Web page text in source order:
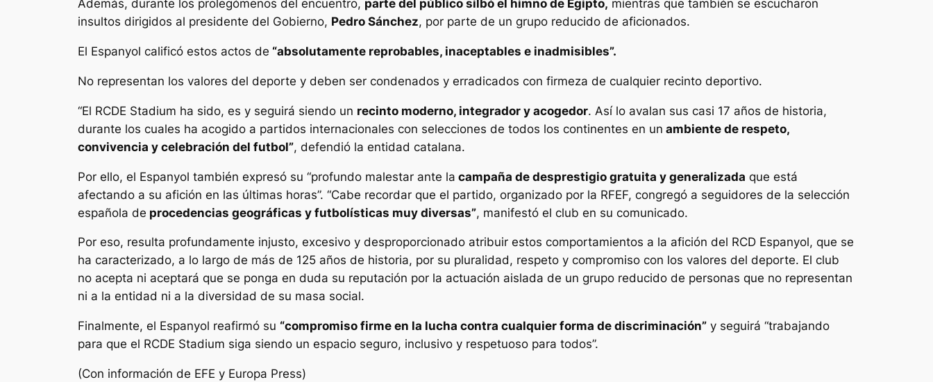
Además, durante los prolegómenos del encuentro, parte del público silbó el himno de Egipto, mientras que también se escucharon
insultos dirigidos al presidente del Gobierno, Pedro Sánchez, por parte de un grupo reducido de aficionados.
El Espanyol calificó estos actos de “absolutamente reprobables, inaceptables e inadmisibles”.
No representan los valores del deporte y deben ser condenados y erradicados con firmeza de cualquier recinto deportivo.
“El RCDE Stadium ha sido, es y seguirá siendo un recinto moderno, integrador y acogedor. Así lo avalan sus casi 17 años de historia,
durante los cuales ha acogido a partidos internacionales con selecciones de todos los continentes en un ambiente de respeto,
convivencia y celebración del futbol”, defendió la entidad catalana.
Por ello, el Espanyol también expresó su “profundo malestar ante la campaña de desprestigio gratuita y generalizada que está
afectando a su afición en las últimas horas”. “Cabe recordar que el partido, organizado por la RFEF, congregó a seguidores de la selección
española de procedencias geográficas y futbolísticas muy diversas”, manifestó el club en su comunicado.
Por eso, resulta profundamente injusto, excesivo y desproporcionado atribuir estos comportamientos a la afición del RCD Espanyol, que se
ha caracterizado, a lo largo de más de 125 años de historia, por su pluralidad, respeto y compromiso con los valores del deporte. El club
no acepta ni aceptará que se ponga en duda su reputación por la actuación aislada de un grupo reducido de personas que no representan
ni a la entidad ni a la diversidad de su masa social.
Finalmente, el Espanyol reafirmó su “compromiso firme en la lucha contra cualquier forma de discriminación” y seguirá “trabajando
para que el RCDE Stadium siga siendo un espacio seguro, inclusivo y respetuoso para todos”.
(Con información de EFE y Europa Press)